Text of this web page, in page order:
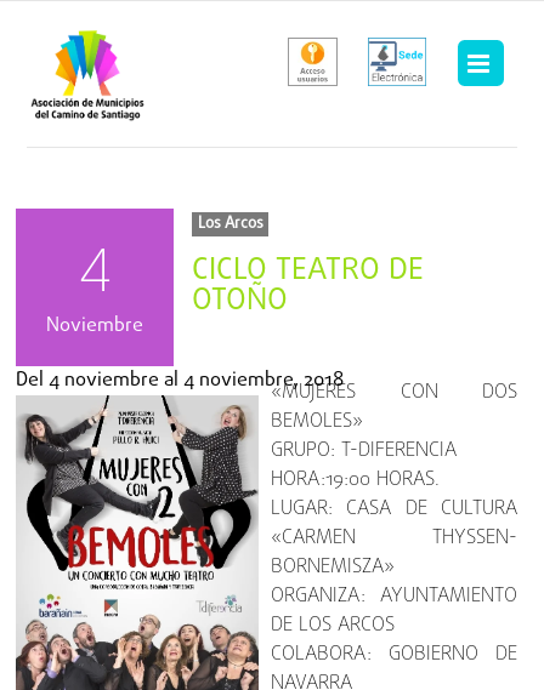
contenido
4
Noviembre
Los Arcos
CICLO TEATRO DE
OTOÑO
Del4 noviembre al4 noviembre, 2018«MUJERES CON DOS
BEMOLES»
GRUPO: T-DIFERENCIA
HORA:19:00 HORAS.
LUGAR: CASA DE CULTURA
«CARMEN THYSSEN-
BORNEMISZA»
ORGANIZA: AYUNTAMIENTO
DE LOS ARCOS
COLABORA: GOBIERNO DE